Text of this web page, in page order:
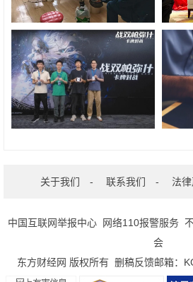
关于我们 - 联系我们 - 法
中国互联网举报中心 网络110报警服务
会
东方财经网 版权所有 删稿反馈邮箱：